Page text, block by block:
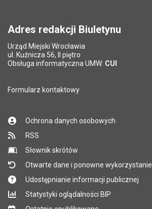
Adres redakcji Biuletynu
Urząd Miejski Wrocławia
ul. Kuźnicza 56, II piętro
Obsługa informatyczna UMW: CUI
Formularz kontaktowy
Ochrona danych osobowych
RSS
Słownik skrótów
Otwarte dane i ponowne wykorzystanie
Udostępnianie informacji publicznej
Statystyki oglądalności BIP